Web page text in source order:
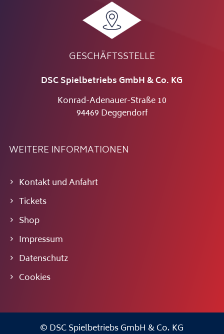
GESCHÄFTSSTELLE
DSC Spielbetriebs GmbH & Co. KG
Konrad-Adenauer-Straße 10
94469 Deggendorf
WEITERE INFORMATIONEN
Kontakt und Anfahrt
Tickets
Shop
Impressum
Datenschutz
Cookies
© DSC Spielbetriebs GmbH & Co. KG